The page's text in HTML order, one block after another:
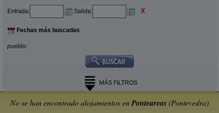
Entrada: Salida: X
Fechas más buscadas
pueblo:
MÁS FILTROS
No se han encontrado alojamientos enPonteareas(Pontevedra)